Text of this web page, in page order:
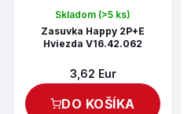
Skladom (>5 ks)
Zasuvka Happy 2P+E
Hviezda V16.42.062
3,62 Eur
DO KOŠÍKA